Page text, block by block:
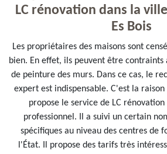
LC rénovation dans la
Es Bois
Les propriétaires des maisons sont
bien. En effet, ils peuvent être
de peinture des murs. Dans ce cas, le
expert est indispensable. C'est la
propose le service de LC
professionnel. Il a suivi un certain
spécifiques au niveau des centres de
l'État. Il propose des tarifs très